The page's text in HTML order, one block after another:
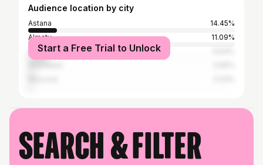
Audience location by city
Astana
14.45%
Almaty
11.09%
Aktobe
Start a Free Trial to Unlock
Search & filter